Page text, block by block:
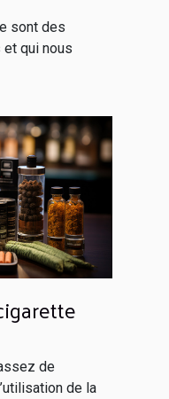
sont des
qui nous
de
de la